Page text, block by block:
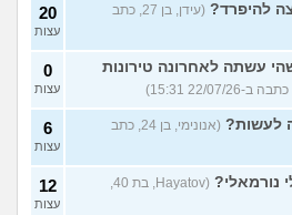
להיפרד?
(עידן, בן 27, כתב
20
עצות
עשתה לאחרונה טירונות
0
עצות
לעשות?
(אנונימי, בן 24, כתב
6
עצות
נורמאלי?
(Hayatov, בת 40,
12
עצות